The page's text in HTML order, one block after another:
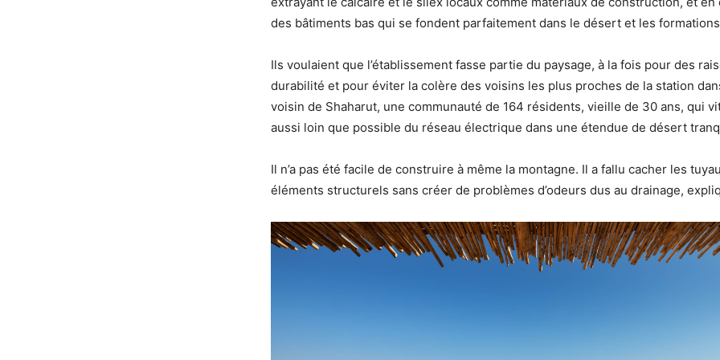
des bâtiments bas qui se fondent parfaitement dans le désert et les
Ils voulaient que l’établissement fasse partie du paysage, à la fois pour des
durabilité et pour éviter la colère des voisins les plus proches de la station
voisin de Shaharut, une communauté de 164 résidents, vieille de 30 ans, qui
aussi loin que possible du réseau électrique dans une étendue de désert
Il n’a pas été facile de construire à même la montagne. Il a fallu cacher les
éléments structurels sans créer de problèmes d’odeurs dus au drainage,